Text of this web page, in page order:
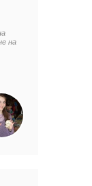
на